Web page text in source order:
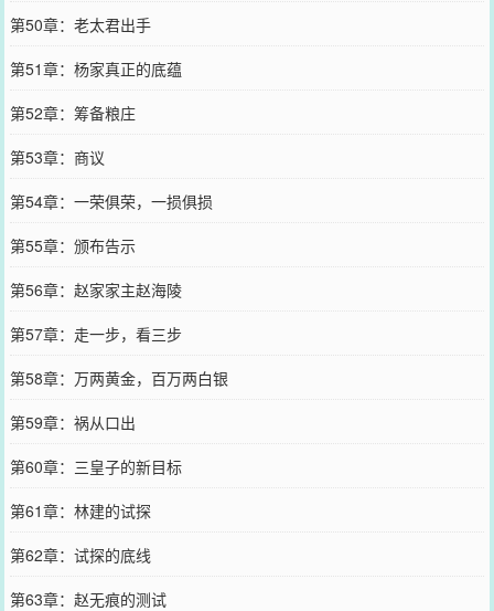
第50章：老太君出手
第51章：杨家真正的底蕴
第52章：筹备粮庄
第53章：商议
第54章：一荣俱荣，一损俱损
第55章：颁布告示
第56章：赵家家主赵海陵
第57章：走一步，看三步
第58章：万两黄金，百万两白银
第59章：祸从口出
第60章：三皇子的新目标
第61章：林建的试探
第62章：试探的底线
第63章：赵无痕的测试